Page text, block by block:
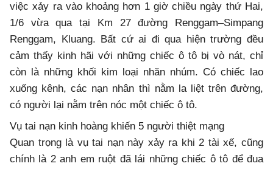
việc xảy ra vào khoảng hơn 1 giờ chiều ngày thứ Hai,
1/6 vừa qua tại Km 27 đường Renggam–Simpang
Renggam, Kluang. Bất cứ ai đi qua hiện trường đều
cảm thấy kinh hãi với những chiếc ô tô bị vò nát, chỉ
còn là những khối kim loại nhăn nhúm. Có chiếc lao
xuống kênh, các nạn nhân thì nằm la liệt trên đường,
có người lại nằm trên nóc một chiếc ô tô.
Vụ tai nạn kinh hoàng khiến 5 người thiệt mạng
Quan trọng là vụ tai nạn này xảy ra khi 2 tài xế, cũng
chính là 2 anh em ruột đã lái những chiếc ô tô để đua